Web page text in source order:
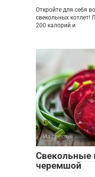
Откройте для себя
свекольных котлет!
200 калорий и
Из свеклы
Свекольные
черемшой